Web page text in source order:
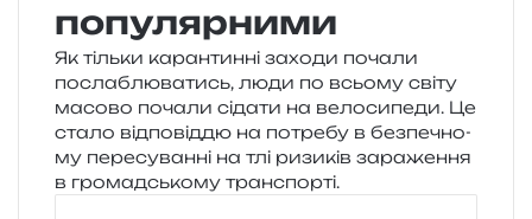
популярними
Як тіль­ки каран­тин­ні захо­ди поча­ли
посла­блю­ва­тись, люди по всьо­му світу
масо­во поча­ли сіда­ти на вело­си­пе­ди. Це
стало від­по­від­дю на потре­бу в без­пе­чно­
му пере­су­ван­ні на тлі ризи­ків зара­же­н­ня
в гро­мад­сько­му транспорті.